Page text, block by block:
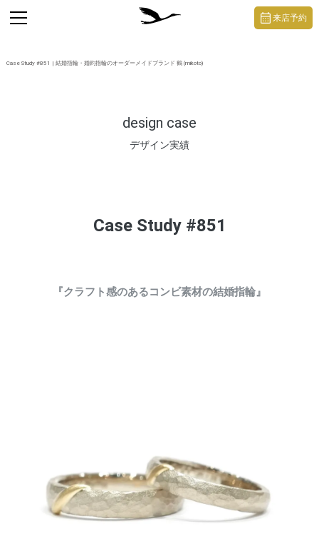
Case Study #851 | 結婚指輪・婚約指輪のオーダーメイドブランド 鶴 (mikoto)
design case
デザイン実績
toggle
navigation
来店予約
Case Study #851
『クラフト感のあるコンビ素材の結婚指輪』